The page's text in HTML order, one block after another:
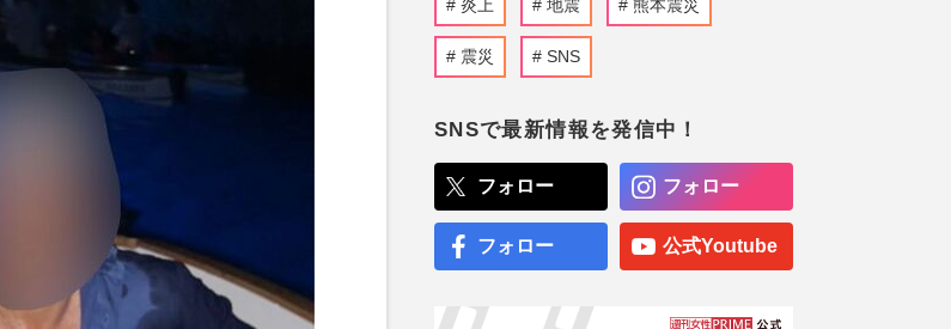
炎上 地震 熊本震災
震災 SNS
SNSで最新情報を発信中！
フォロー フォロー
フォロー 公式Youtube